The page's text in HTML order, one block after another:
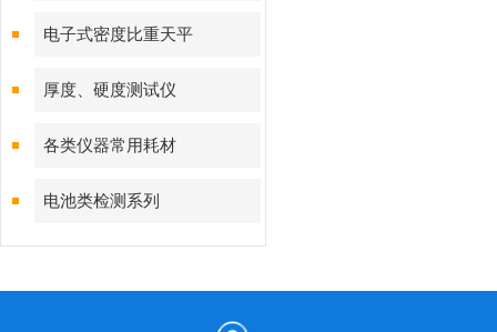
电子式密度比重天平
厚度、硬度测试仪
各类仪器常用耗材
电池类检测系列